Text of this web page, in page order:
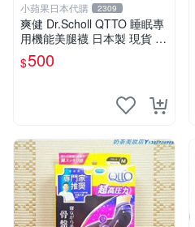
小蘋果日本代購 2309
爽健 Dr.Scholl QTTO 睡眠專
用機能美腿襪 日本製 現貨 紫
色薰衣草款
$500